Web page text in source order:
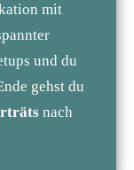
mit
und du
gehst du
nach